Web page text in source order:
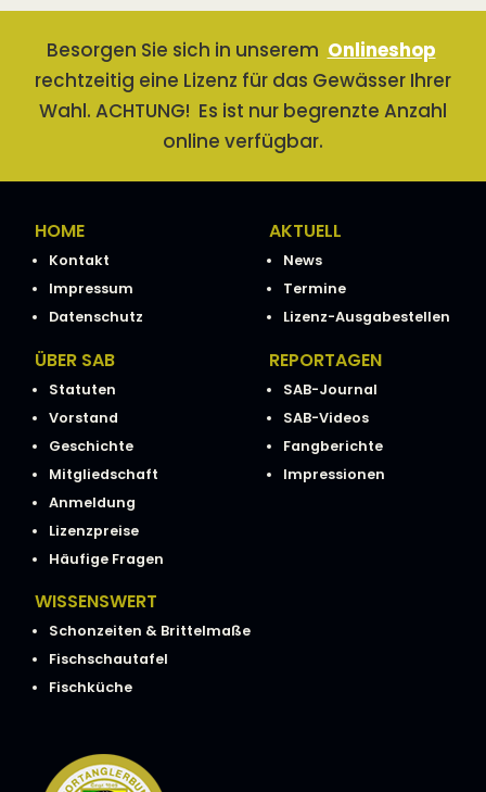
Besorgen Sie sich in unserem Onlineshop
rechtzeitig eine Lizenz für das Gewässer Ihrer
Wahl. ACHTUNG! Es ist nur begrenzte Anzahl
online verfügbar.
HOME
Kontakt
Impressum
Datenschutz
AKTUELL
News
Termine
Lizenz-Ausgabestellen
ÜBER SAB
Statuten
Vorstand
Geschichte
Mitgliedschaft
Anmeldung
Lizenzpreise
Häufige Fragen
REPORTAGEN
SAB-Journal
SAB-Videos
Fangberichte
Impressionen
WISSENSWERT
Schonzeiten & Brittelmaße
Fischschautafel
Fischküche